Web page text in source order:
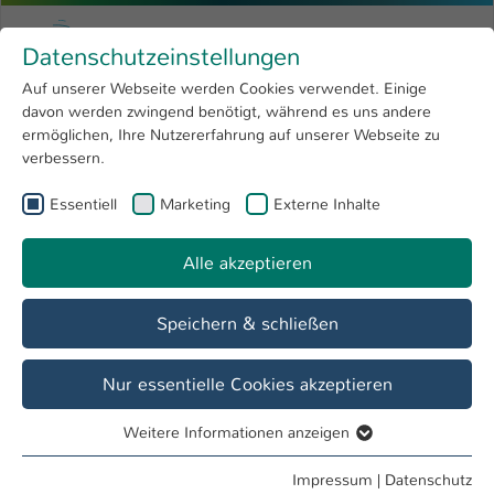
Menu
Forschung 4
Open submenu
Hochschule
International
Zum Hauptinhalt springen
Hochschule Kaiserslautern
Sie sind hier:
Suche
Personenverzeichnis
Studiengänge
Datenschutzeinstellungen
Auf unserer Webseite werden Cookies verwendet. Einige
davon werden zwingend benötigt, während es uns andere
ermöglichen, Ihre Nutzererfahrung auf unserer Webseite zu
verbessern.
Essentiell Marketing Externe Inhalte
Alle akzeptieren
Speichern & schließen
Nur essentielle Cookies akzeptieren
Essentielle Cookies werden für grundlegende Funktionen
Weitere Informationen anzeigen
Impressum | Datenschutz